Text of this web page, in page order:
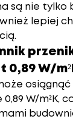
są nie tylko
lepiej
0,89 W/
osiągnąć
W/m²K,